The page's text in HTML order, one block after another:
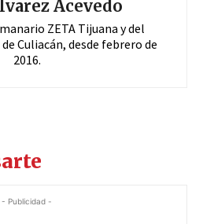
Acevedo
ZETA Tijuana y del
Culiacán, desde febrero de
2016.
- Publicidad -